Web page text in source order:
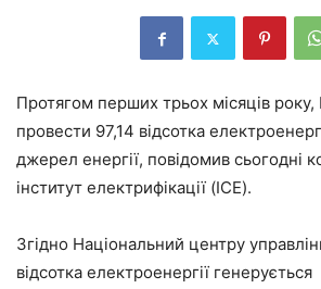
Протягом перших трьох місяців року,
провести 97,14 відсотка
джерел енергії, повідомив сьогодні
інститут електрифікації (ICE).
Згідно Національний центру
відсотка електроенергії генерується